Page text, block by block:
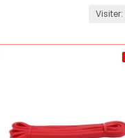
Visiter: